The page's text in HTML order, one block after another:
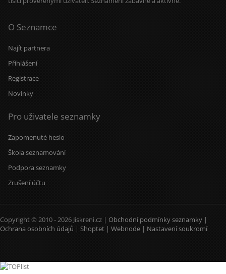
O Seznamce
Najít partnera
Přihlášení
Registrace
Novinky
Pro uživatele seznamky
Zapomenuté heslo
Škola seznamování
Podpora seznamky
Zrušení účtu
Copyright © 2010 - 2026 Jiskreni.cz | Obchodní podmínky seznamky |
Ochrana osobních údajů | Shoptet | Webnode | Nastavení soukromí